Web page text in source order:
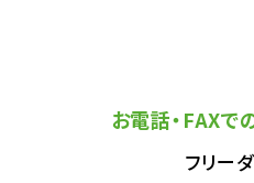
お電話・FAX
フリー